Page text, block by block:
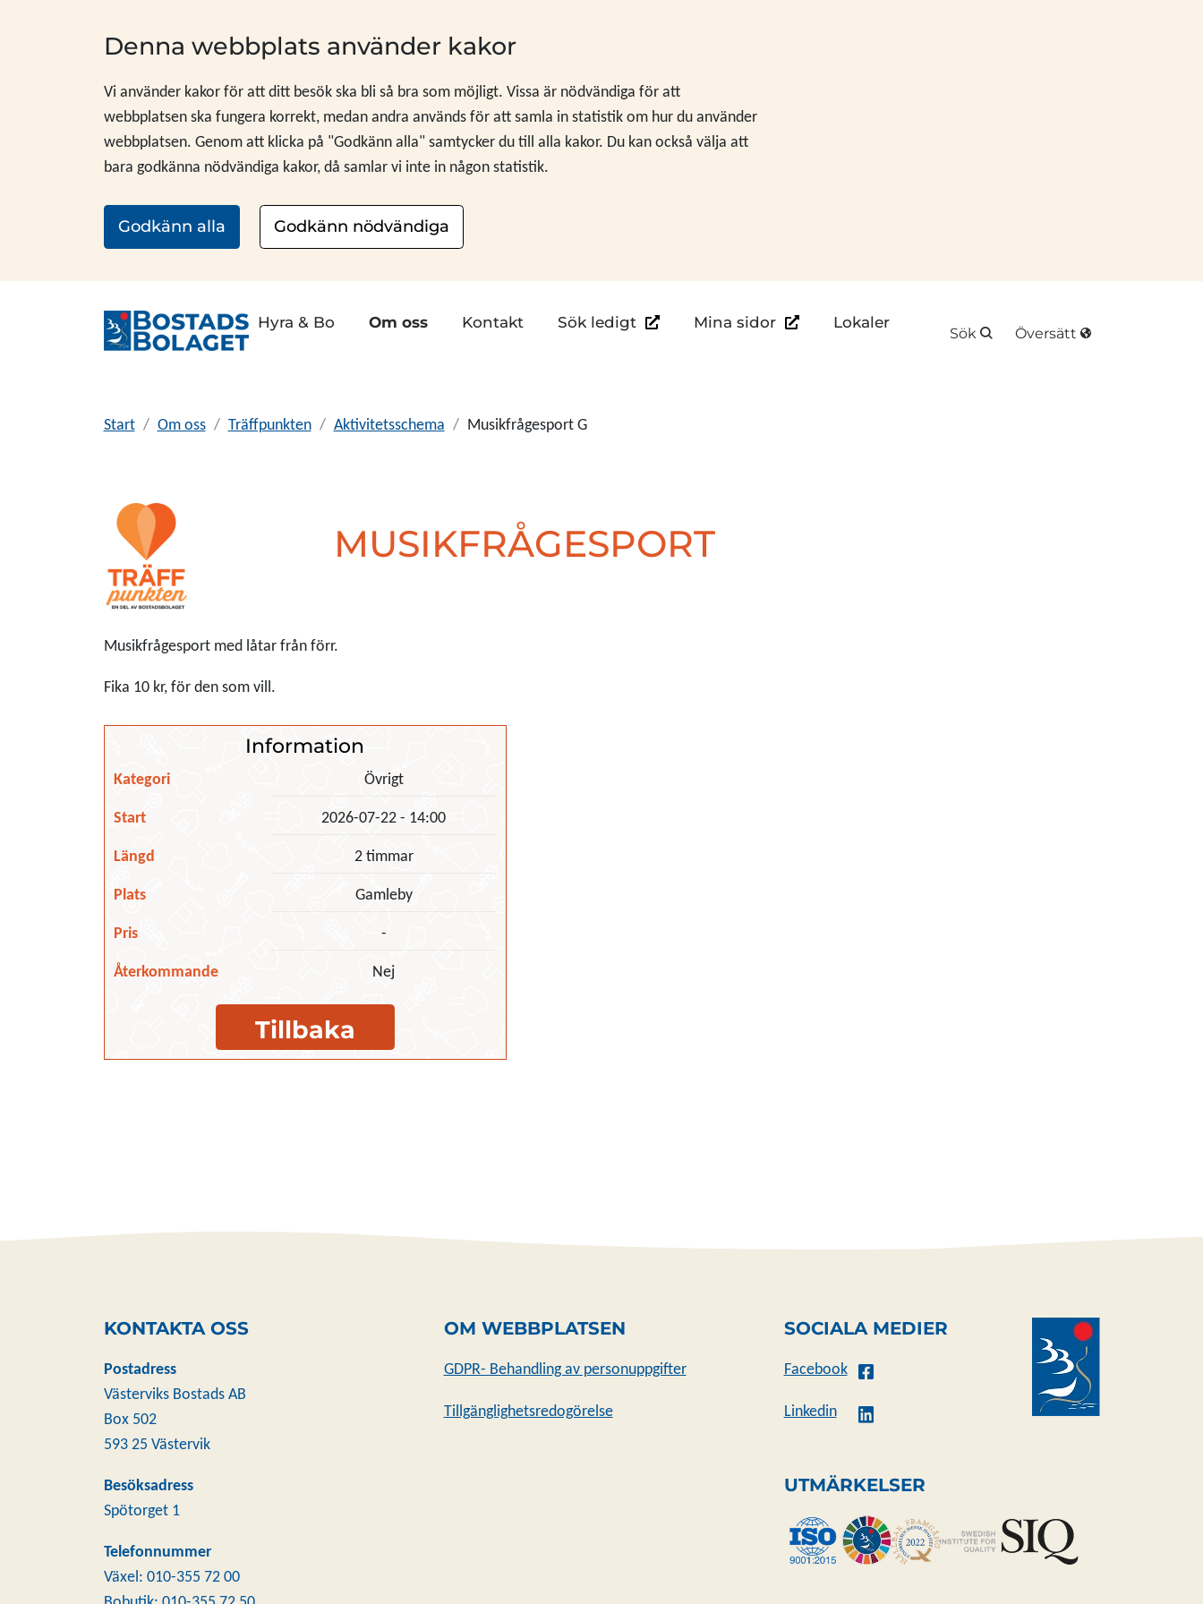
Denna webbplats använder kakor
Vi använder kakor för att ditt besök ska bli så bra som möjligt. Vissa är nödvändiga för att
webbplatsen ska fungera korrekt, medan andra används för att samla in statistik om hur du använder
webbplatsen. Genom att klicka på "Godkänn alla" samtycker du till alla kakor. Du kan också välja att
bara godkänna nödvändiga kakor, då samlar vi inte in någon statistik.
Godkänn alla Godkänn nödvändiga
Hyra & Bo Om oss Kontakt Sök ledigtLänk till annan webbplats
Mina sidorLänk till annan webbplats
Lokaler
Sök Översätt
Start Om oss Träffpunkten Aktivitetsschema Musikfrågesport G
MUSIKFRÅGESPORT
Musikfrågesport med låtar från förr.
Fika 10 kr, för den som vill.
Information
Kategori Övrigt
Start 2026-07-22 - 14:00
Längd 2 timmar
Plats Gamleby
Pris -
Återkommande Nej
Tillbaka
KONTAKTA OSS
Postadress
Västerviks Bostads AB
Box 502
593 25 Västervik
Besöksadress
Spötorget 1
Telefonnummer
Växel: 010-355 72 00
OM WEBBPLATSEN
GDPR- Behandling av personuppgifter
Tillgänglighetsredogörelse
SOCIALA MEDIER
Facebook
Linkedin
UTMÄRKELSER